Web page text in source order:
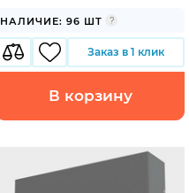
НАЛИЧИЕ: 96 ШТ
Заказ в 1 клик
В корзину